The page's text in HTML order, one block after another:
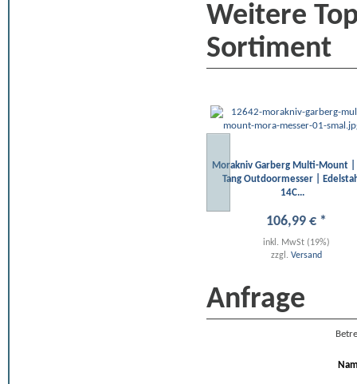
Weitere
Sortiment
Morakniv Garberg Multi-Mount |
Tang Outdoormesser |
14C...
106,99 €*
inkl. MwSt (19%)
zzgl. Versand
Anfrage